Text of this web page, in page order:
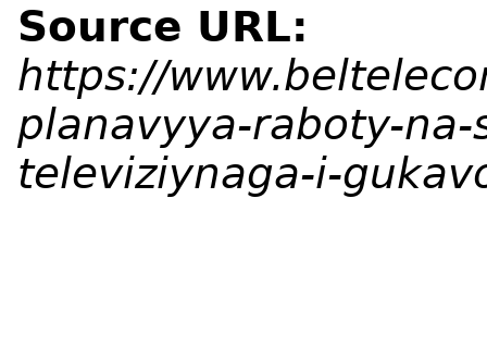
Source URL:
https://
planavyya-raboty-
televiziynaga-i-